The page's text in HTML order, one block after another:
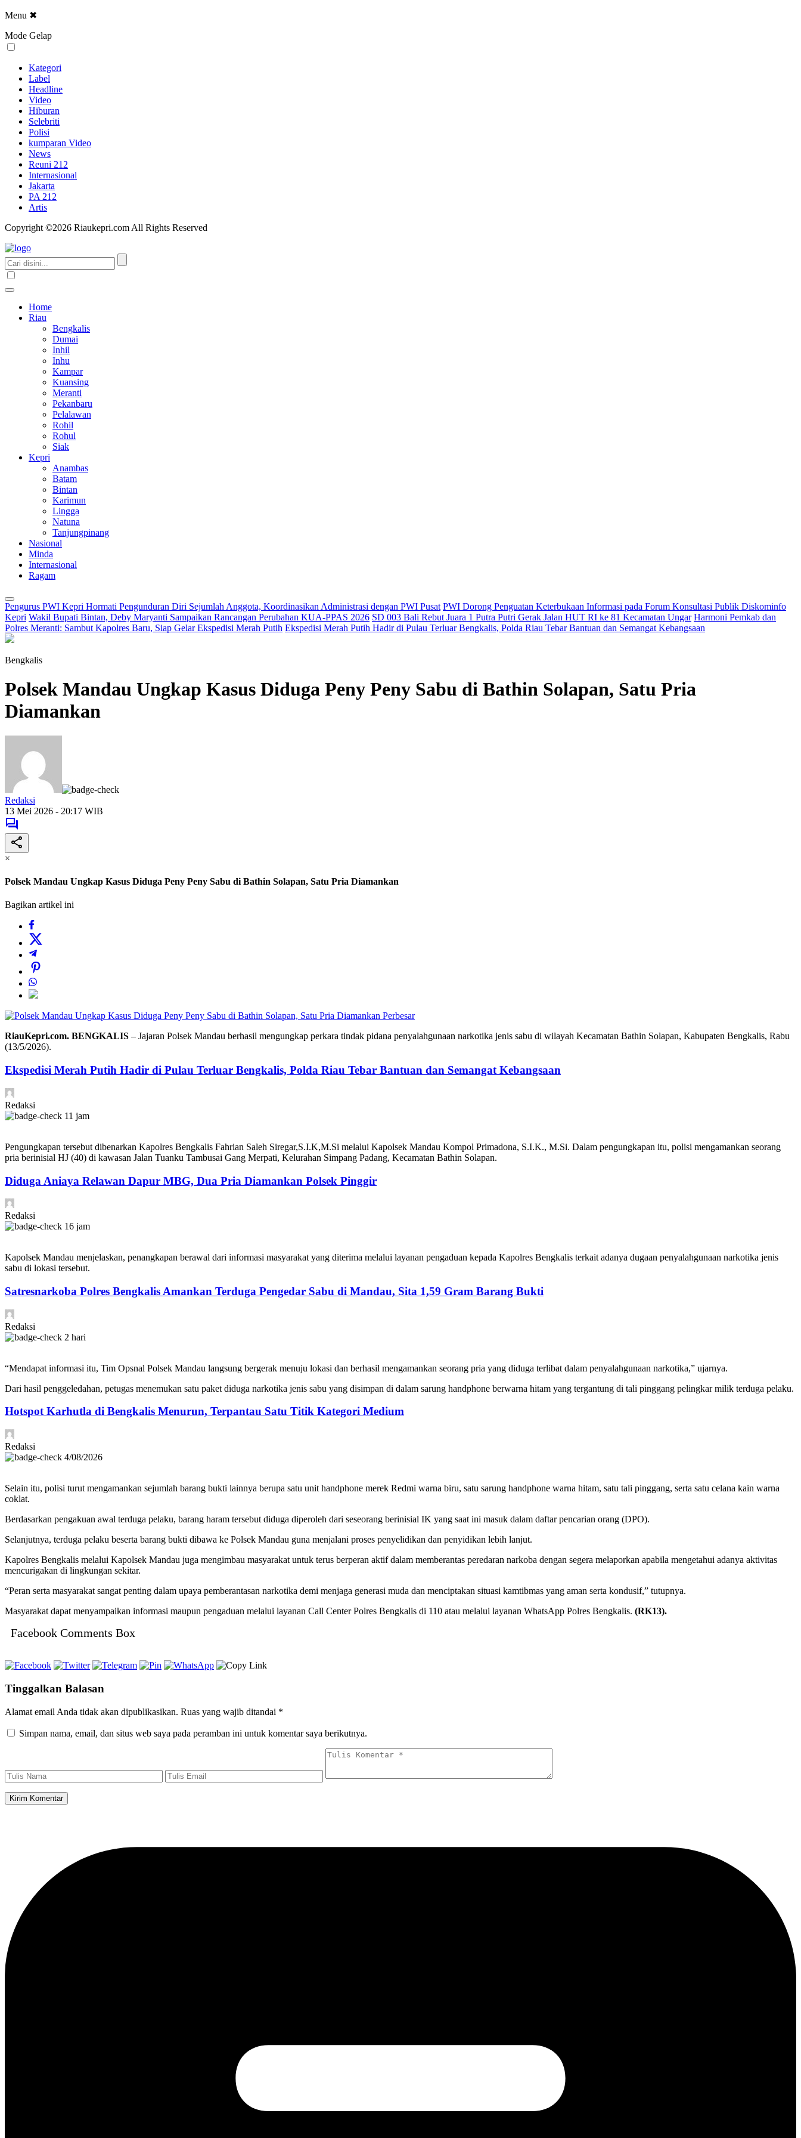
Menu ✖
Mode Gelap
Kategori
Label
Headline
Video
Hiburan
Selebriti
Polisi
kumparan Video
News
Reuni 212
Internasional
Jakarta
PA 212
Artis
Copyright ©2026 Riaukepri.com All Rights Reserved
Home
Riau
Bengkalis
Dumai
Inhil
Inhu
Kampar
Kuansing
Meranti
Pekanbaru
Pelalawan
Rohil
Rohul
Siak
Kepri
Anambas
Batam
Bintan
Karimun
Lingga
Natuna
Tanjungpinang
Nasional
Minda
Internasional
Ragam
Pengurus PWI Kepri Hormati Pengunduran Diri Sejumlah Anggota, Koordinasikan Administrasi dengan PWI Pusat PWI Dorong Penguatan Keterbukaan Informasi pada Forum Konsultasi Publik Diskominfo
Kepri Wakil Bupati Bintan, Deby Maryanti Sampaikan Rancangan Perubahan KUA-PPAS 2026 SD 003 Bali Rebut Juara 1 Putra Putri Gerak Jalan HUT RI ke 81 Kecamatan Ungar Harmoni Pemkab dan
Polres Meranti: Sambut Kapolres Baru, Siap Gelar Ekspedisi Merah Putih Ekspedisi Merah Putih Hadir di Pulau Terluar Bengkalis, Polda Riau Tebar Bantuan dan Semangat Kebangsaan
Bengkalis
Polsek Mandau Ungkap Kasus Diduga Peny Peny Sabu di Bathin Solapan, Satu Pria
Diamankan
Redaksi
13 Mei 2026 - 20:17 WIB
×
Polsek Mandau Ungkap Kasus Diduga Peny Peny Sabu di Bathin Solapan, Satu Pria Diamankan
Bagikan artikel ini
Perbesar
RiauKepri.com. BENGKALIS – Jajaran Polsek Mandau berhasil mengungkap perkara tindak pidana penyalahgunaan narkotika jenis sabu di wilayah Kecamatan Bathin Solapan, Kabupaten Bengkalis, Rabu
(13/5/2026).
Ekspedisi Merah Putih Hadir di Pulau Terluar Bengkalis, Polda Riau Tebar Bantuan dan Semangat Kebangsaan
Redaksi
11 jam
Pengungkapan tersebut dibenarkan Kapolres Bengkalis Fahrian Saleh Siregar,S.I.K,M.Si melalui Kapolsek Mandau Kompol Primadona, S.I.K., M.Si. Dalam pengungkapan itu, polisi mengamankan seorang
pria berinisial HJ (40) di kawasan Jalan Tuanku Tambusai Gang Merpati, Kelurahan Simpang Padang, Kecamatan Bathin Solapan.
Diduga Aniaya Relawan Dapur MBG, Dua Pria Diamankan Polsek Pinggir
Redaksi
16 jam
Kapolsek Mandau menjelaskan, penangkapan berawal dari informasi masyarakat yang diterima melalui layanan pengaduan kepada Kapolres Bengkalis terkait adanya dugaan penyalahgunaan narkotika jenis
sabu di lokasi tersebut.
Satresnarkoba Polres Bengkalis Amankan Terduga Pengedar Sabu di Mandau, Sita 1,59 Gram Barang Bukti
Redaksi
2 hari
“Mendapat informasi itu, Tim Opsnal Polsek Mandau langsung bergerak menuju lokasi dan berhasil mengamankan seorang pria yang diduga terlibat dalam penyalahgunaan narkotika,” ujarnya.
Dari hasil penggeledahan, petugas menemukan satu paket diduga narkotika jenis sabu yang disimpan di dalam sarung handphone berwarna hitam yang tergantung di tali pinggang pelingkar milik terduga pelaku.
Hotspot Karhutla di Bengkalis Menurun, Terpantau Satu Titik Kategori Medium
Redaksi
4/08/2026
Selain itu, polisi turut mengamankan sejumlah barang bukti lainnya berupa satu unit handphone merek Redmi warna biru, satu sarung handphone warna hitam, satu tali pinggang, serta satu celana kain warna
coklat.
Berdasarkan pengakuan awal terduga pelaku, barang haram tersebut diduga diperoleh dari seseorang berinisial IK yang saat ini masuk dalam daftar pencarian orang (DPO).
Selanjutnya, terduga pelaku beserta barang bukti dibawa ke Polsek Mandau guna menjalani proses penyelidikan dan penyidikan lebih lanjut.
Kapolres Bengkalis melalui Kapolsek Mandau juga mengimbau masyarakat untuk terus berperan aktif dalam memberantas peredaran narkoba dengan segera melaporkan apabila mengetahui adanya aktivitas
mencurigakan di lingkungan sekitar.
“Peran serta masyarakat sangat penting dalam upaya pemberantasan narkotika demi menjaga generasi muda dan menciptakan situasi kamtibmas yang aman serta kondusif,” tutupnya.
Masyarakat dapat menyampaikan informasi maupun pengaduan melalui layanan Call Center Polres Bengkalis di 110 atau melalui layanan WhatsApp Polres Bengkalis. (RK13).
Facebook Comments Box
Tinggalkan Balasan
Alamat email Anda tidak akan dipublikasikan. Ruas yang wajib ditandai *
Simpan nama, email, dan situs web saya pada peramban ini untuk komentar saya berikutnya.